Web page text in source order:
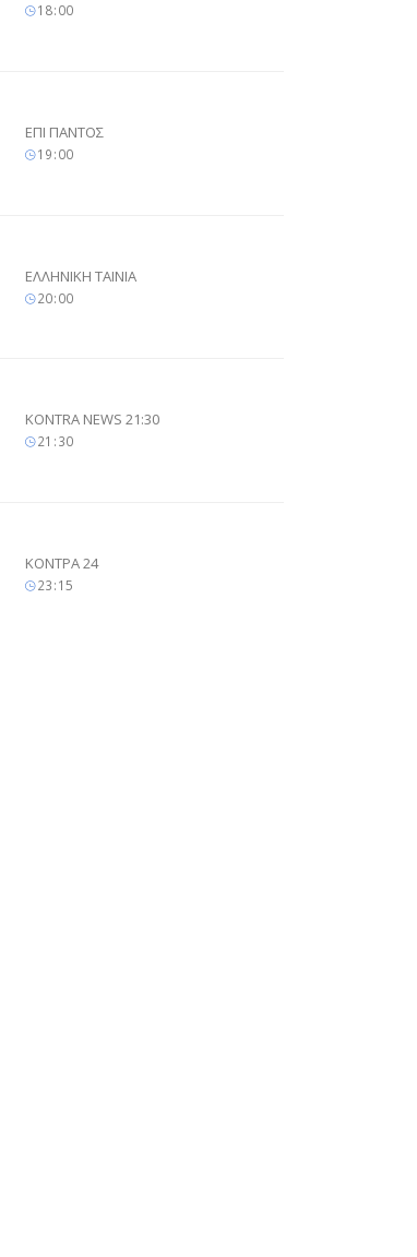
18 00
ΕΠΙ ΠΑΝΤΟΣ
19 00
ΕΛΛΗΝΙΚΗ ΤΑΙΝΙΑ
20 00
KONTRA NEWS 21:30
21 30
ΚΟΝΤΡΑ 24
23 15